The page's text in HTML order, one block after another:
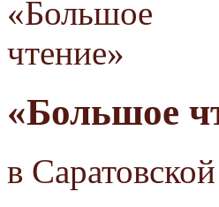
«Большое
в